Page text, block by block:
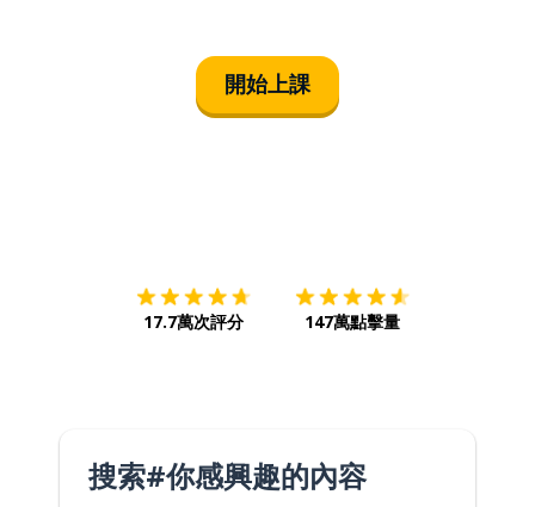
開始上課
17.7萬次評分 147萬點擊量
搜索#你感興趣的內容